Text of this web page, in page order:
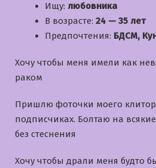
Ищу: любовника
В возрасте: 24 — 35 лет
Предпочтения: БДСМ,
Хочу чтобы меня имели как
раком
Пришлю фоточки моего
подписчиках. Болтаю на
без стеснения
Хочу чтобы драли меня будто